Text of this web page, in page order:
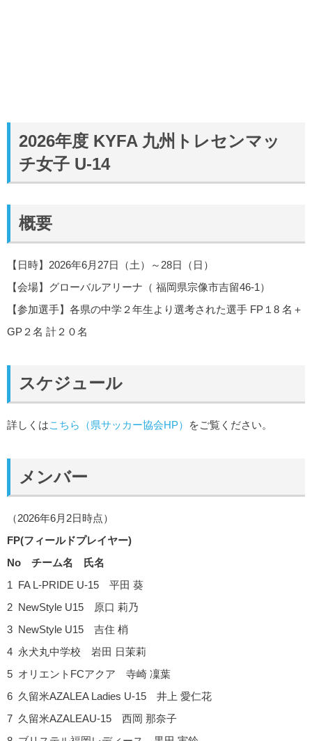
2026年度 KYFA 九州トレセンマッ
チ女子 U-14
概要
【日時】2026年6月27日（土）～28日（日）
【会場】グローバルアリーナ（ 福岡県宗像市吉留46-1）
【参加選手】各県の中学２年生より選考された選手 FP１8 名＋
GP２名 計２０名
スケジュール
詳しくはこちら（県サッカー協会HP） をご覧ください。
メンバー
（2026年6月2日時点）
FP(フィールドプレイヤー)
No チーム名 氏名
1 FA L-PRIDE U-15 平田 葵
2 NewStyle U15 原口 莉乃
3 NewStyle U15 吉住 梢
4 永犬丸中学校 岩田 日茉莉
5 オリエントFCアクア 寺崎 凜葉
6 久留米AZALEA Ladies U-15 井上 愛仁花
7 久留米AZALEAU-15 西岡 那奈子